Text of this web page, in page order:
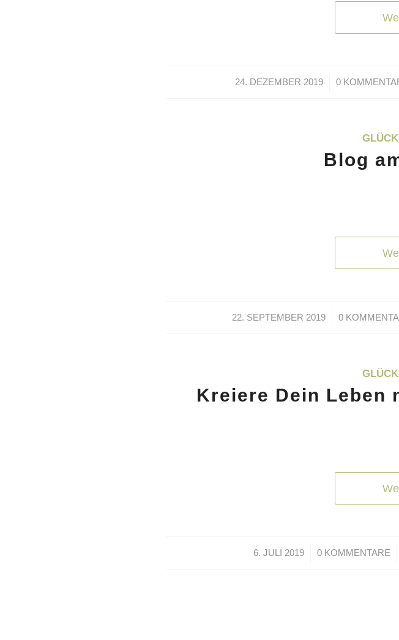
24. DEZEMBER 2019
/ 0 /
Blog
22. SEPTEMBER 2019
/ 0 /
Kreiere Dein Leben
6. JULI 2019
/ 0 KOMMENTARE
/